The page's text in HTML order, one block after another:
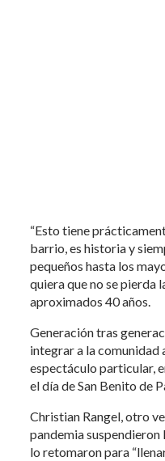
“Esto tiene
barrio, es historia y
pequeños hasta los
quiera que no se pierda
aproximados 40 años.
Generación tras
integrar a la comunidad
espectáculo particular,
el día de San Benito de
Christian Rangel, otro
pandemia
lo retomaron para